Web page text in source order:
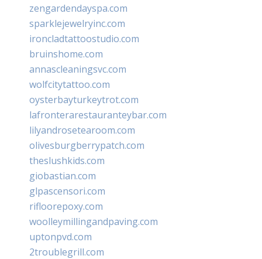
zengardendayspa.com
sparklejewelryinc.com
ironcladtattoostudio.com
bruinshome.com
annascleaningsvc.com
wolfcitytattoo.com
oysterbayturkeytrot.com
lafronterarestauranteybar.com
lilyandrosetearoom.com
olivesburgberrypatch.com
theslushkids.com
giobastian.com
glpascensori.com
rifloorepoxy.com
woolleymillingandpaving.com
uptonpvd.com
2troublegrill.com